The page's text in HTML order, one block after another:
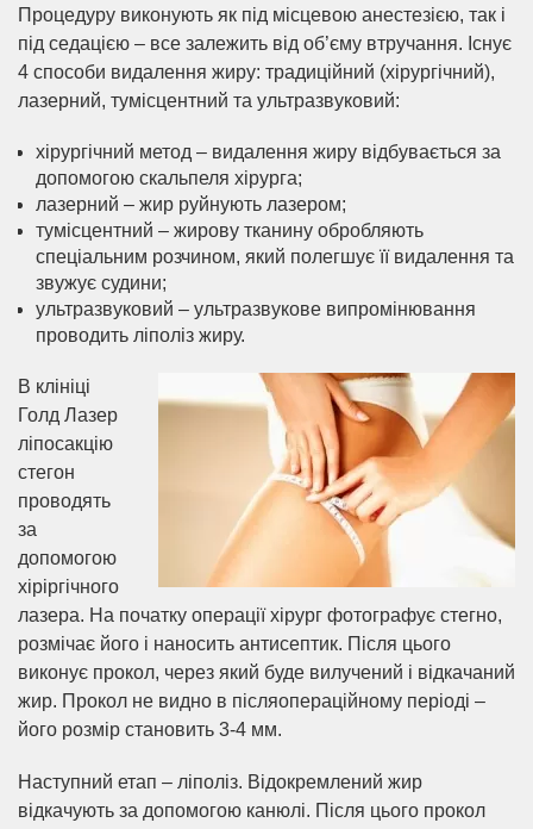
Процедуру виконують як під місцевою анестезією, так і
під седацією – все залежить від об’єму втручання. Існує
4 способи видалення жиру: традиційний (хірургічний),
лазерний, тумісцентний та ультразвуковий:
хірургічний метод – видалення жиру відбувається за
допомогою скальпеля хірурга;
лазерний – жир руйнують лазером;
тумісцентний – жирову тканину обробляють
спеціальним розчином, який полегшує її видалення та
звужує судини;
ультразвуковий – ультразвукове випромінювання
проводить ліполіз жиру.
В клініці
Голд Лазер
ліпосакцію
стегон
проводять
за
допомогою
хіріргічного
лазера. На початку операції хірург фотографує стегно,
розмічає його і наносить антисептик. Після цього
виконує прокол, через який буде вилучений і відкачаний
жир. Прокол не видно в післяопераційному періоді –
його розмір становить 3-4 мм.
Наступний етап – ліполіз. Відокремлений жир
відкачують за допомогою канюлі. Після цього прокол